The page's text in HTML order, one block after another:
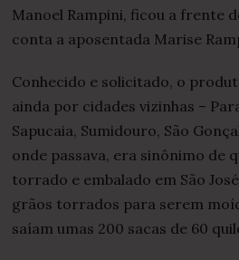
Manoel Rampini, ficou a frente
conta a aposentada Marise
Conhecido e solicitado, o
ainda por cidades vizinhas –
Sapucaia, Sumidouro, São
onde passava, era sinônimo de
torrado e embalado em São
grãos torrados para serem
saíam umas 200 sacas de 60